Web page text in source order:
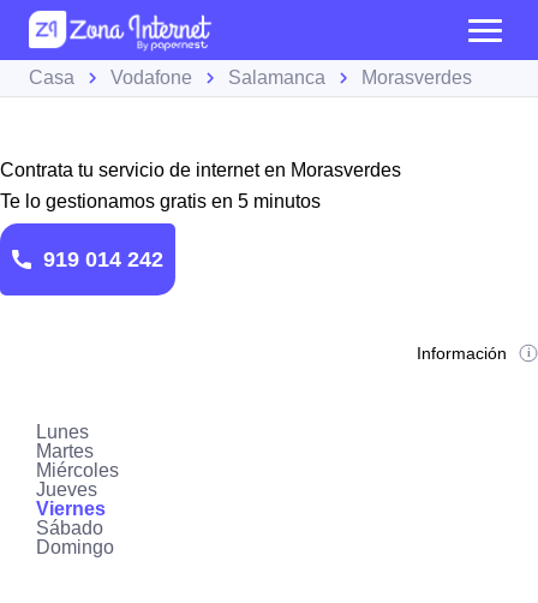
Casa Vodafone Salamanca Morasverdes
Contrata tu servicio de internet en Morasverdes
Te lo gestionamos gratis en 5 minutos
919 014 242
Información
Lunes
Martes
Miércoles
Jueves
Viernes
Sábado
Domingo